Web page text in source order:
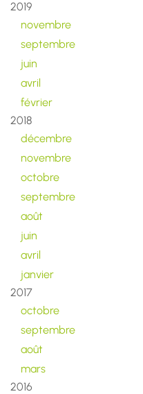
2019
novembre
septembre
juin
avril
février
2018
décembre
novembre
octobre
septembre
août
juin
avril
janvier
2017
octobre
septembre
août
mars
2016